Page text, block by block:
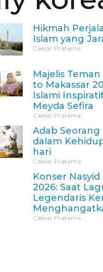
Hikmah
Islam yang
Caesar Pratama
Majelis Teman
to Makassar
Islami
Meyda Sefira
Caesar Pratama
Adab Seorang
dalam
hari
Caesar Pratama
Konser
2026: Saat
Legendaris
Caesar Pratama